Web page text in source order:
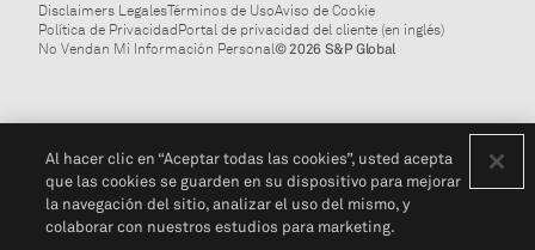
Disclaimers LegalesTérminos de UsoAviso de Cookie
Política de PrivacidadPortal de privacidad del cliente (en inglés)
No Vendan Mi Información Personal© 2026 S&P Global
Al hacer clic en “Aceptar todas las cookies”, usted acepta
que las cookies se guarden en su dispositivo para mejorar
la navegación del sitio, analizar el uso del mismo, y
colaborar con nuestros estudios para marketing.